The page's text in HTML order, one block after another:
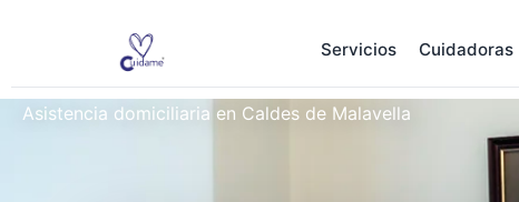
Servicios Cuidadoras
Asistencia domiciliaria en Caldes de Malavella